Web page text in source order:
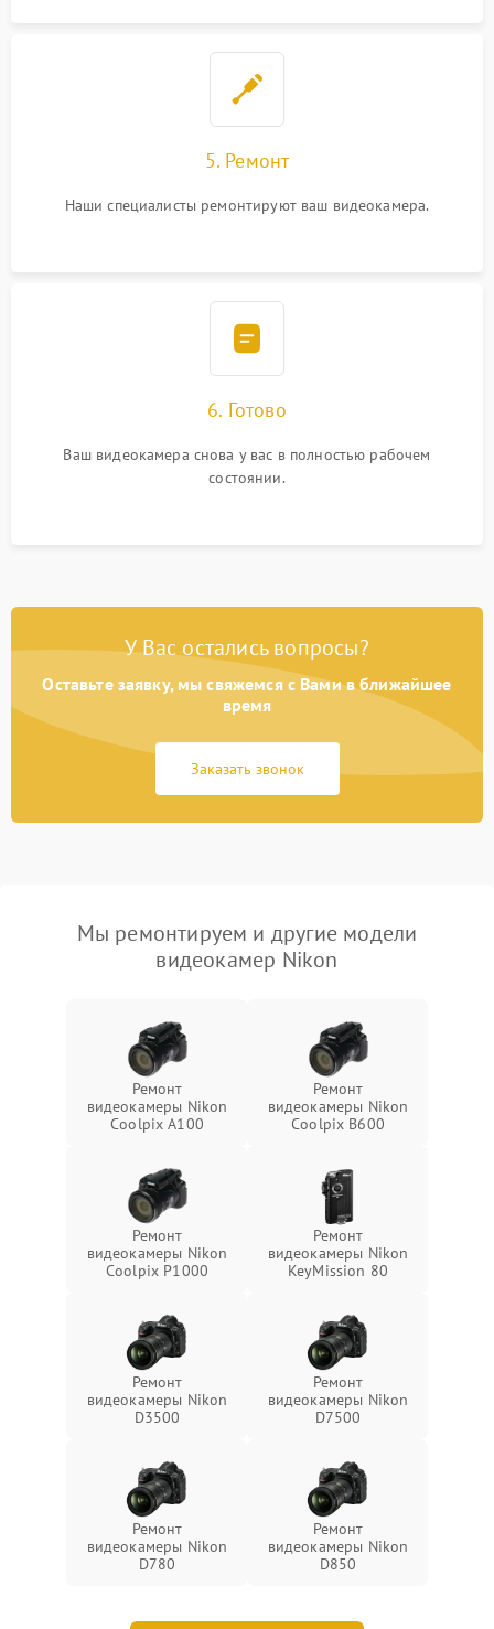
5. Ремонт
Наши специалисты ремонтируют ваш видеокамера.
6. Готово
Ваш видеокамера снова у вас в полностью рабочем
состоянии.
У Вас остались вопросы?
Оставьте заявку, мы свяжемся с Вами в ближайшее
время
Заказать звонок
Мы ремонтируем и другие модели
видеокамер Nikon
Ремонт
видеокамеры Nikon
Coolpix A100
Ремонт
видеокамеры Nikon
Coolpix B600
Ремонт
видеокамеры Nikon
Coolpix P1000
Ремонт
видеокамеры Nikon
KeyMission 80
Ремонт
видеокамеры Nikon
D3500
Ремонт
видеокамеры Nikon
D7500
Ремонт
видеокамеры Nikon
D780
Ремонт
видеокамеры Nikon
D850